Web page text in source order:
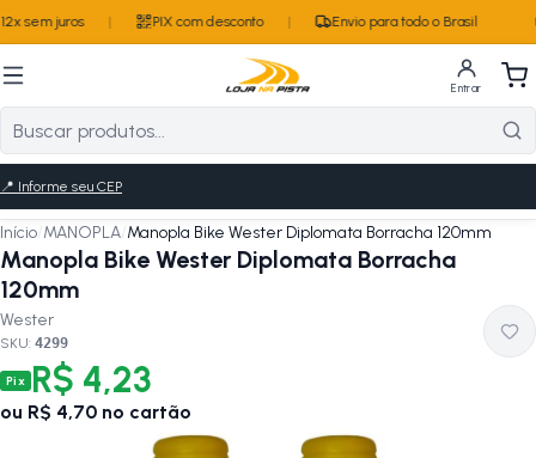
sem juros PIX com desconto Envio para todo o Brasil
Entrar
📍 Informe seu CEP
Início/MANOPLA/Manopla Bike Wester Diplomata Borracha 120mm
Manopla Bike Wester Diplomata Borracha
120mm
Wester
SKU: 4299
Pix R$ 4,23
ou R$ 4,70 no cartão